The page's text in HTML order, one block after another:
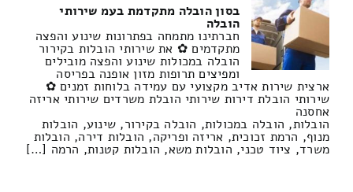
בסון הובלה מתקדמת בעמ שירותי
הובלה
חברתינו מתמחה בפתרונות שינוע והפצה
מתקדמים ✿ את שירותי הובלות בקירור
הובלה במכולות שינוע והפצה מובילים
ומפיצים תרופות מזון אופנה בפריסה
ארצית שירות אדיב מקצועי עם עמידה בלוחות זמנים ✿
שירותי הובלת דירות שירותי הובלת משרדים שירותי אריזה
אחסנה
הובלות, הובלה במכולות, הובלה בקירור, שינוע, הובלות
מנוף, הרמת זכוכית, אריזה ופריקה, הובלות דירה, הובלות
משרד, ציוד טכני, הובלות משא, הובלות קטנות, הרמה […]